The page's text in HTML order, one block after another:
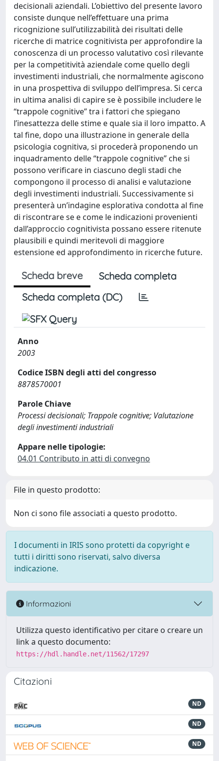
decisionali aziendali. L’obiettivo del presente lavoro
consiste dunque nell’effettuare una prima
ricognizione sull’utilizzabilità dei risultati delle
ricerche di matrice cognitivista per approfondire la
conoscenza di un processo valutativo così rilevante
per la competitività aziendale come quello degli
investimenti industriali, che normalmente agiscono
in una prospettiva di sviluppo dell’impresa. Si cerca
in ultima analisi di capire se è possibile includere le
“trappole cognitive” tra i fattori che spiegano
l’inesattezza delle stime e quale sia il loro impatto. A
tal fine, dopo una illustrazione in generale della
psicologia cognitiva, si procederà proponendo un
inquadramento delle “trappole cognitive” che si
possono verificare in ciascuno degli stadi che
compongono il processo di analisi e valutazione
degli investimenti industriali. Successivamente si
presenterà un’indagine esplorativa condotta al fine
di riscontrare se e come le indicazioni provenienti
dall’approccio cognitivista possano essere ritenute
plausibili e quindi meritevoli di maggiore
estensione ed approfondimento in ricerche future.
Scheda breve
Scheda completa
Scheda completa (DC)
Anno
2003
Codice ISBN degli atti del congresso
8878570001
Parole Chiave
Processi decisionali; Trappole cognitive; Valutazione
degli investimenti industriali
Appare nelle tipologie:
04.01 Contributo in atti di convegno
File in questo prodotto:
Non ci sono file associati a questo prodotto.
I documenti in IRIS sono protetti da copyright e
tutti i diritti sono riservati, salvo diversa
indicazione.
Informazioni
Utilizza questo identificativo per citare o creare un
link a questo documento:
https://hdl.handle.net/11562/17297
Citazioni
ND
ND
ND